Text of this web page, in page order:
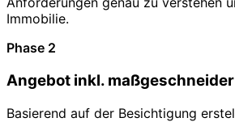
Immobilie.
Phase 2
Angebot inkl.
Basierend auf der Besichtigung